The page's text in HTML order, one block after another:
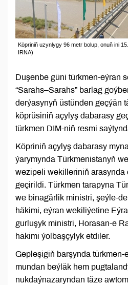
Köpriniň uzynlygy 96 metr bolup, onuň ini
IRNA)
Duşenbe güni türkmen-eýran
“Sarahs–Sarahs” barlag
derýasynyň üstünden geçýän
köprüsiniň açylyş dabarasy
türkmen DIM-niň resmi
Köpriniň açylyş dabarasy
ýarymynda Türkmenistanyň
wezipeli wekilleriniň arasynda
geçirildi. Türkmen tarapyna
we binagärlik ministri, şeýle-
häkimi, eýran wekiliýetine
gurluşyk ministri, Horasan-e
häkimi ýolbaşçylyk etdiler.
Gepleşigiň barşynda türkmen-
mundan beýläk hem
nukdaýnazaryndan täze